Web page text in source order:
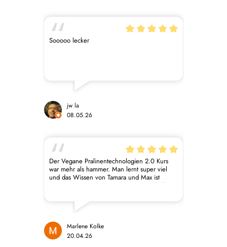
Sooooo lecker
jw la
08.05.26
Der Vegane Pralinentechnologien 2.0 Kurs
war mehr als hammer. Man lernt super viel
und das Wissen von Tamara und Max ist
bewundernswert. Das was sie da geschaffen
der eigenen Schokolade und dem Wissen
über die Industrie dahinter. Ich freu mich
Marlene Kolke
20.04.26